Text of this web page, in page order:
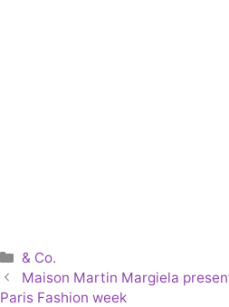
Categorie
& Co.
Maison Martin Margiela
Paris Fashion week